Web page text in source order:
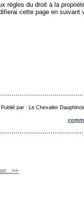
règles du droit à la
cette page en suivant
Publié par : Le Chevalier
>>